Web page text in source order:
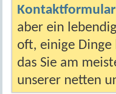
Kontaktformular
aber ein
oft, einige Dinge
das Sie am
unserer netten